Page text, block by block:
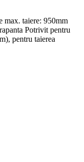
max. taiere: 950mm
Potrivit pentru
pentru taierea